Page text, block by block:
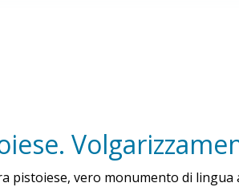
pistoiese, vero monumento di lingua